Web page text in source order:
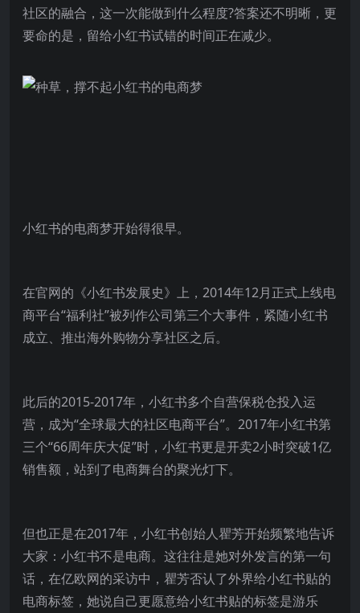
社区的融合，这一次能做到什么程度?答案还不明晰，更
要命的是，留给小红书试错的时间正在减少。
小红书的电商梦开始得很早。
在官网的《小红书发展史》上，2014年12月正式上线电
商平台“福利社”被列作公司第三个大事件，紧随小红书
成立、推出海外购物分享社区之后。
此后的2015-2017年，小红书多个自营保税仓投入运
营，成为“全球最大的社区电商平台”。2017年小红书第
三个“66周年庆大促”时，小红书更是开卖2小时突破1亿
销售额，站到了电商舞台的聚光灯下。
但也正是在2017年，小红书创始人瞿芳开始频繁地告诉
大家：小红书不是电商。这往往是她对外发言的第一句
话，在亿欧网的采访中，瞿芳否认了外界给小红书贴的
电商标签，她说自己更愿意给小红书贴的标签是游乐